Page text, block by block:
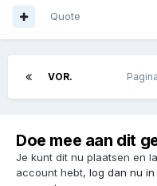
Quote
VOR.
Doe mee aan dit
Je kunt dit nu plaatsen en
account hebt, log dan nu in